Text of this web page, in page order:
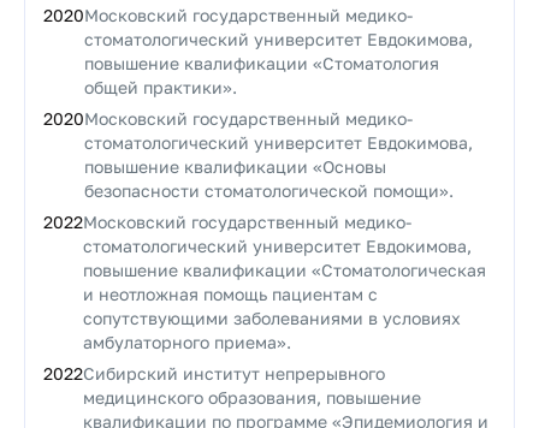
2020Московский государственный медико-
стоматологический университет Евдокимова,
повышение квалификации «Стоматология
общей практики».
2020Московский государственный медико-
стоматологический университет Евдокимова,
повышение квалификации «Основы
безопасности стоматологической помощи».
2022Московский государственный медико-
стоматологический университет Евдокимова,
повышение квалификации «Стоматологическая
и неотложная помощь пациентам с
сопутствующими заболеваниями в условиях
амбулаторного приема».
2022Сибирский институт непрерывного
медицинского образования, повышение
квалификации по программе «Эпидемиология и